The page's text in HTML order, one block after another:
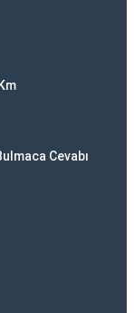
Cevabı